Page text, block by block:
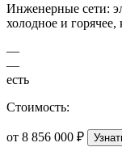
Инженерные сети:
холодное и горячее,
—
—
есть
Стоимость:
от 8 856 000 ₽